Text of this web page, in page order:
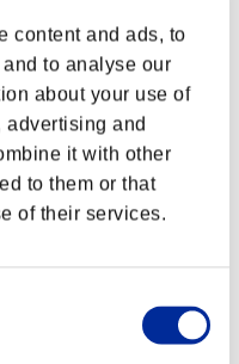
content and ads, to
to analyse our
about your use of
and
it with other
to them or that
of their services.